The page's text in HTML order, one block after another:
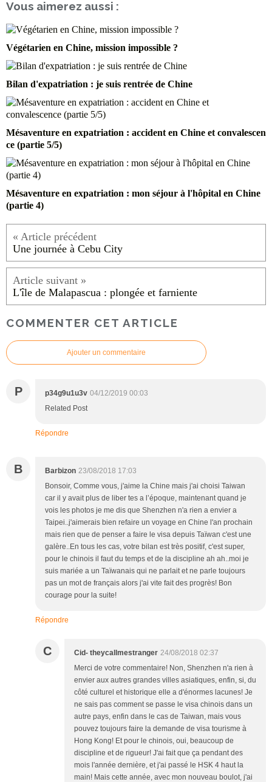
Vous aimerez aussi :
Végétarien en Chine, mission impossible ?
Bilan d'expatriation : je suis rentrée de Chine
Mésaventure en expatriation : accident en Chine et convalescen
ce (partie 5/5)
Mésaventure en expatriation : mon séjour à l'hôpital en Chine
(partie 4)
Une journée à Cebu City
L'île de Malapascua : plongée et farniente
COMMENTER CET ARTICLE
Ajouter un commentaire
P p34g9u1u3v 04/12/2019 00:03
Related Post
Répondre
B Barbizon 23/08/2018 17:03
Bonsoir, Comme vous, j'aime la Chine mais j'ai choisi Taiwan
car il y avait plus de liber tes a l’époque, maintenant quand je
vois les photos je me dis que Shenzhen n'a rien a envier a
Taipei..j'aimerais bien refaire un voyage en Chine l'an prochain
mais rien que de penser a faire le visa depuis Taïwan c'est une
galère..En tous les cas, votre bilan est très positif, c'est super,
pour le chinois il faut du temps et de la discipline ah ah..moi je
suis mariée a un Taïwanais qui ne parlait et ne parle toujours
pas un mot de français alors j'ai vite fait des progrès! Bon
courage pour la suite!
Répondre
C Cid- theycallmestranger 24/08/2018 02:37
Merci de votre commentaire! Non, Shenzhen n'a rien à
envier aux autres grandes villes asiatiques, enfin, si, du
côté culturel et historique elle a d'énormes lacunes! Je
ne sais pas comment se passe le visa chinois dans un
autre pays, enfin dans le cas de Taiwan, mais vous
pouvez toujours faire la demande de visa tourisme à
Hong Kong! Et pour le chinois, oui, beaucoup de
discipline et de rigueur! J'ai fait que ça pendant des
mois l'année dernière, et j'ai passé le HSK 4 haut la
main! Mais cette année, avec mon nouveau boulot, j'ai